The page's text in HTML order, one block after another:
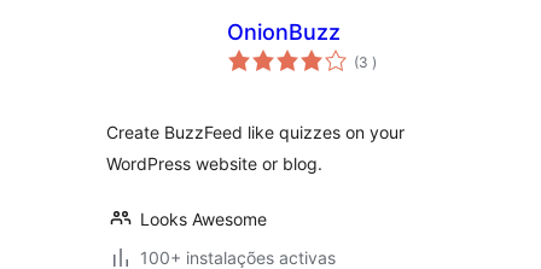
OnionBuzz
(3 classificações
)
Create BuzzFeed like quizzes on your
WordPress website or blog.
Looks Awesome
100+ instalações activas